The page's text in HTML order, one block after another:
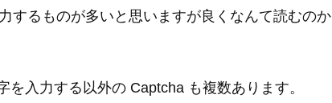
するものが多いと思いますが良くなんて読むのか
入力する以外の Captcha も複数あります。